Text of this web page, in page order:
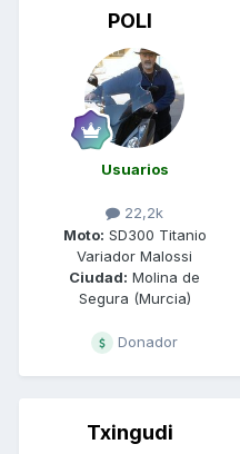
POLI
Usuarios
22,2k
Moto: SD300 Titanio
Variador Malossi
Ciudad: Molina de
Segura (Murcia)
Donador
Txingudi